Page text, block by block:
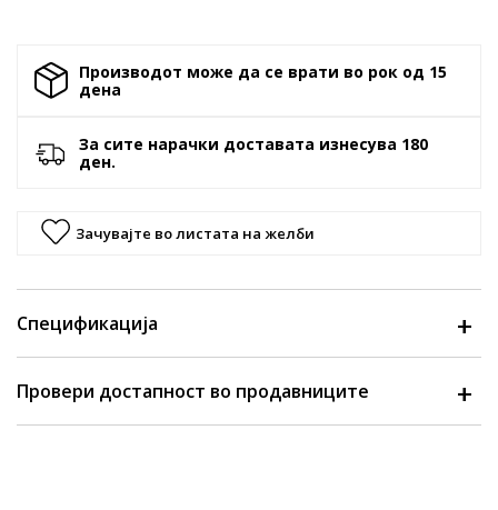
Производот може да се врати во рок од 15
денa
За сите нарачки доставата изнесува 180
ден.
Зачувајте во листата на желби
Спецификација
Провери достапност во продавниците